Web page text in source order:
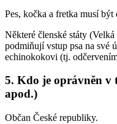
Pes, kočka a fretka musí
Některé členské státy
podmiňují vstup psa na své
echinokokovi (tj.
5. Kdo je oprávněn v
apod.)
Občan České republiky.